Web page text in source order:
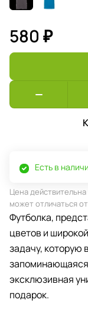
580 ₽
Есть в
Цена
может отличаться
Футболка,
цветов и
задачу, которую
запоминающаяся
эксклюзивная
подарок.